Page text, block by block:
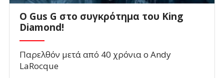
O Gus G στο συγκρότημα του King
Diamond!
Παρελθόν μετά από 40 χρόνια ο Andy
LaRocque